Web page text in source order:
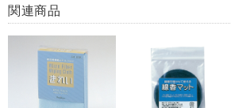
関連商品